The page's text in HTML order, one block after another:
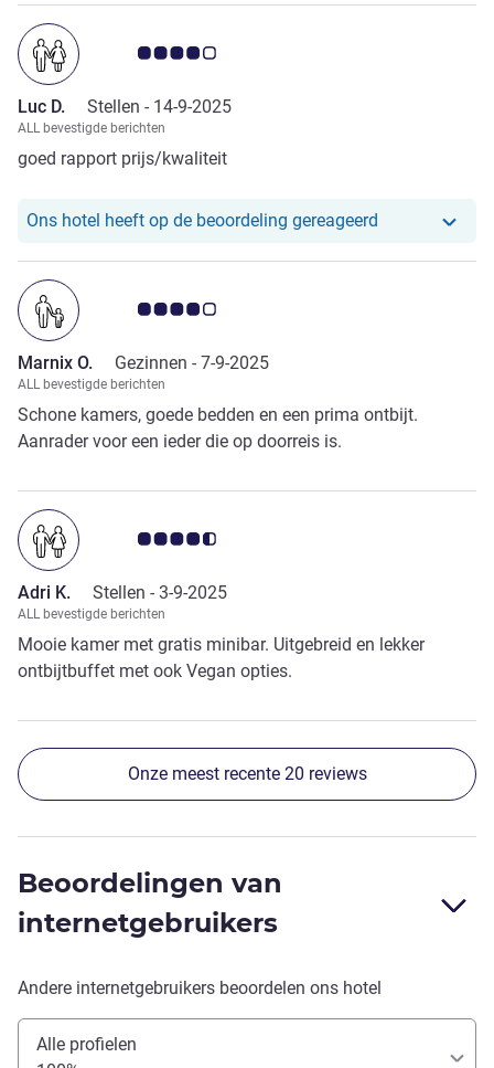
Avis-klantbeoordeling 4.0/5
Luc D. Stellen - 14-9-2025
ALL bevestigde berichten
goed rapport prijs/kwaliteit
Ons hotel heeft op de beoordeling gereageerd Ons hotel
Avis-klantbeoordeling 4.0/5
Marnix O. Gezinnen - 7-9-2025
ALL bevestigde berichten
Schone kamers, goede bedden en een prima ontbijt.
Aanrader voor een ieder die op doorreis is.
Avis-klantbeoordeling 4.5/5
Adri K. Stellen - 3-9-2025
ALL bevestigde berichten
Mooie kamer met gratis minibar. Uitgebreid en lekker
ontbijtbuffet met ook Vegan opties.
Onze meest recente 20 reviews
Beoordelingen van
internetgebruikers
Andere internetgebruikers beoordelen ons hotel
Alle profielen